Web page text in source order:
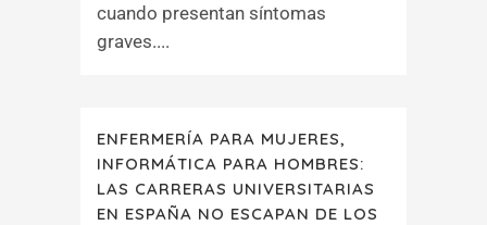
cuando presentan síntomas
graves....
ENFERMERÍA PARA MUJERES,
INFORMÁTICA PARA HOMBRES:
LAS CARRERAS UNIVERSITARIAS
EN ESPAÑA NO ESCAPAN DE LOS